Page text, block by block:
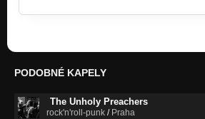
PODOBNÉ KAPELY
The Unholy Preachers
rock'n'roll-punk / Praha